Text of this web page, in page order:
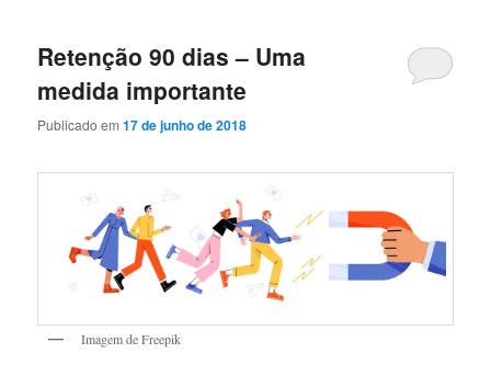
Retenção 90 dias – Uma
medida importante
Publicado em17 de junho de 2018
Imagem de Freepik